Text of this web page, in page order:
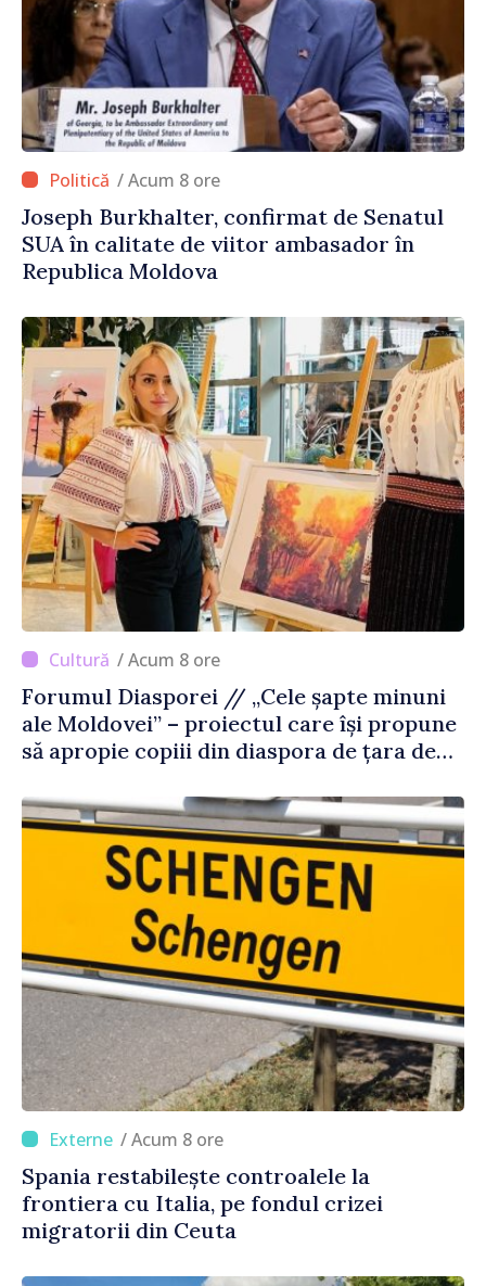
/ Acum 8 ore
Joseph Burkhalter, confirmat de Senatul
SUA în calitate de viitor ambasador în
Republica Moldova
/ Acum 8 ore
Forumul Diasporei // „Cele șapte minuni
ale Moldovei” – proiectul care își propune
să apropie copiii din diaspora de țara de
/ Acum 8 ore
Spania restabilește controalele la
frontiera cu Italia, pe fondul crizei
migratorii din Ceuta